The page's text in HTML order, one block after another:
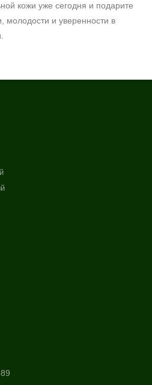
кожи уже сегодня и подарите
молодости и уверенности в